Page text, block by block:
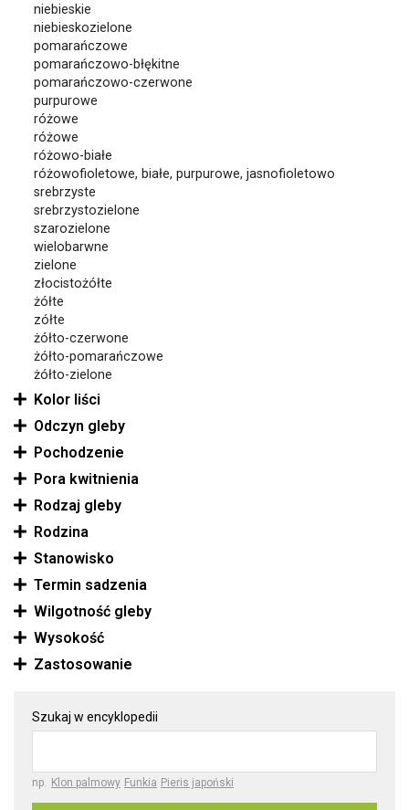
niebieskie
niebieskozielone
pomarańczowe
pomarańczowo-błękitne
pomarańczowo-czerwone
purpurowe
różowe
różowe
różowo-białe
różowofioletowe, białe, purpurowe, jasnofioletowo
srebrzyste
srebrzystozielone
szarozielone
wielobarwne
zielone
złocistożółte
żółte
zółte
żółto-czerwone
żółto-pomarańczowe
żółto-zielone
Kolor liści
Odczyn gleby
Pochodzenie
Pora kwitnienia
Rodzaj gleby
Rodzina
Stanowisko
Termin sadzenia
Wilgotność gleby
Wysokość
Zastosowanie
Szukaj w encyklopedii
np. Klon palmowy Funkia Pieris japoński